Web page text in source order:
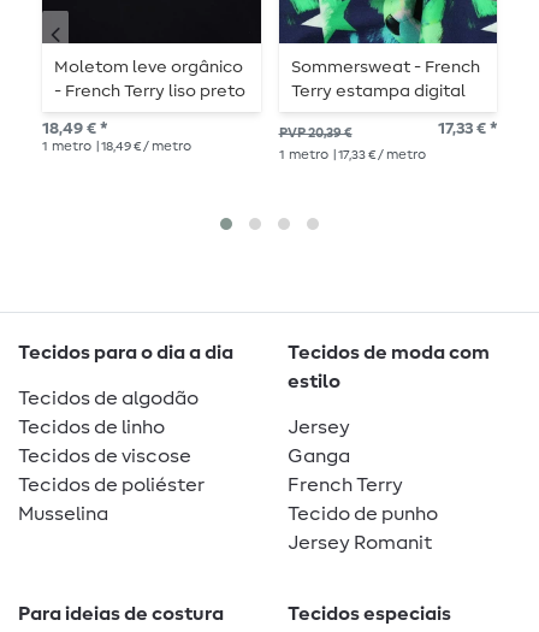
Moletom leve orgânico
- French Terry liso preto
18,49 € *
1 metro | 18,49 € / metro
Sommersweat - French
Terry estampa digital
bolas de futebol Navy
escovado
PVP 20,39 € 17,33 € *
1 metro | 17,33 € / metro
Tecidos para o dia a dia
Tecidos de algodão
Tecidos de linho
Tecidos de viscose
Tecidos de poliéster
Musselina
Tecidos de moda com
estilo
Jersey
Ganga
French Terry
Tecido de punho
Jersey Romanit
Para ideias de costura
Tecidos especiais